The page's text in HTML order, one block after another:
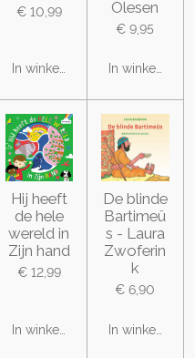
€ 10,99
In winkelwagen
Olesen
€ 9,95
In
Hij heeft
de hele
wereld in
Zijn hand
€ 12,99
In winkelwagen
De blinde
Bartimeü
s - Laura
Zwoferin
k
€ 6,90
In